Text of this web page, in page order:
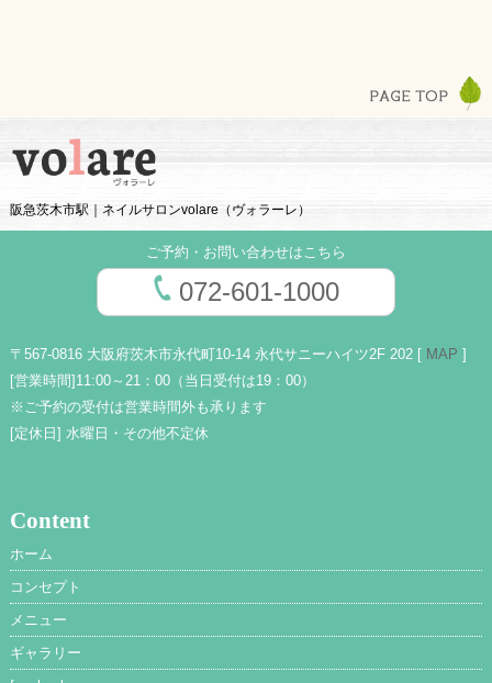
阪急茨木市駅｜ネイルサロンvolare（ヴォラーレ）
ご予約・お問い合わせはこちら
072-601-1000
〒567-0816 大阪府茨木市永代町10-14 永代サニーハイツ2F 202 [ MAP ]
[営業時間] 11:00～21：00（当日受付は19：00）
※ご予約の受付は営業時間外も承ります
[定休日] 水曜日・その他不定休
Content
ホーム
コンセプト
メニュー
ギャラリー